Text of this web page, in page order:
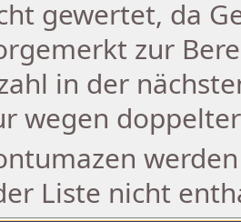
gewertet, da
zur
in der
wegen
Liste nicht